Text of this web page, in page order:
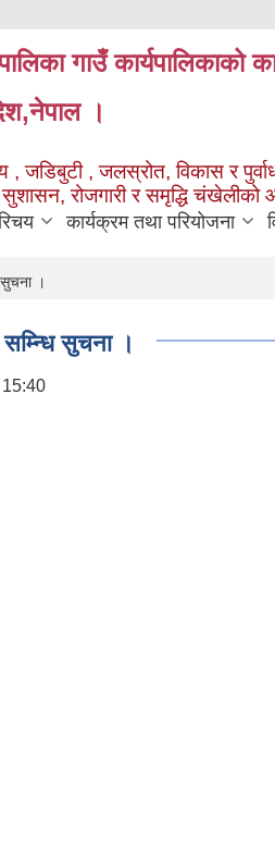
गाउँ कार्यपालिकाको
।
, जडिबुटी , जलस्रोत, विकास र
सुशासन, रोजगारी र समृद्धि चंखेलीको
कार्यक्रम तथा परियोजना
सुचना ।
सम्न्धि सुचना ।